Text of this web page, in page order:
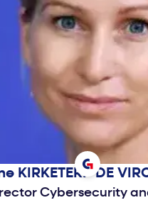
KIRKETERP DE
Cybersecurity